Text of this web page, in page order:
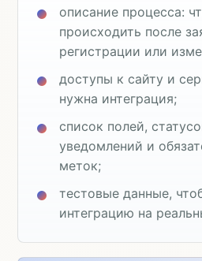
описание процесса:
происходить после
регистрации или
доступы к сайту и
нужна интеграция;
список полей,
уведомлений и
меток;
тестовые данные,
интеграцию на